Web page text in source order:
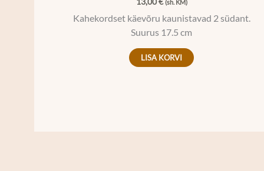
(sh. KM)
Kahekordset käevõru kaunistavad 2 südant.
Suurus 17.5 cm
LISA KORVI